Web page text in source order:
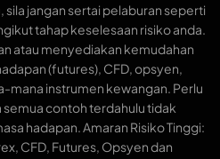
jangan sertai pelaburan seperti
tahap keselesaan risiko anda.
atau menyediakan kemudahan
(futures), CFD, opsyen,
mana instrumen kewangan. Perlu
contoh terdahulu tidak
hadapan. Amaran Risiko Tinggi:
CFD, Futures, Opsyen dan